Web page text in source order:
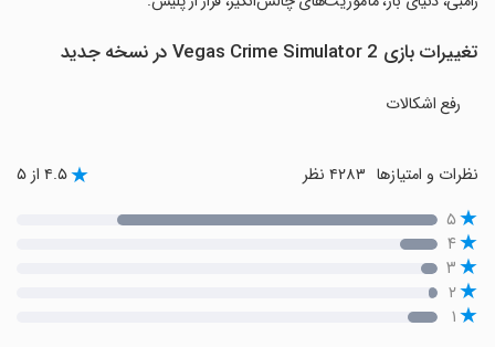
تغییرات بازی Vegas Crime Simulator 2 در نسخه جدید
رفع اشکالات
نظرات و امتیازها ۴.۵ از ۵
۵
۴
۳
۲
۱